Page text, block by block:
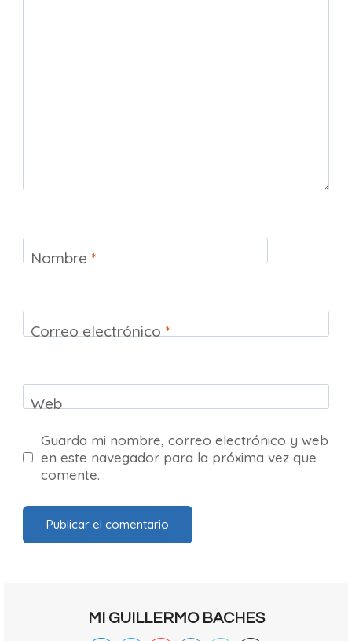
Nombre *
Correo electrónico *
Web
Guarda mi nombre, correo electrónico y web
en este navegador para la próxima vez que
comente.
MI GUILLERMO BACHES